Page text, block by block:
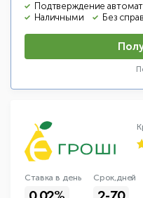
Подтверждение
Наличными
Без
Ставка в день Срок,дней